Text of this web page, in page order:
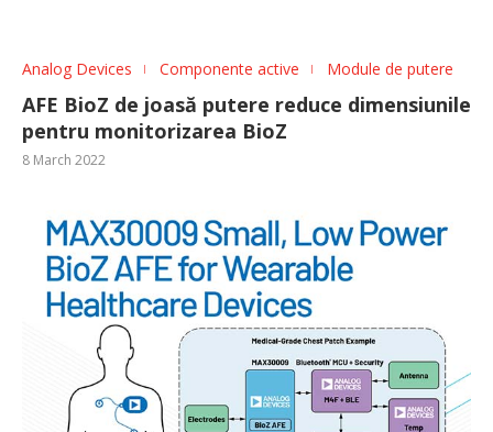
Analog Devices Componente active Module de putere
AFE BioZ de joasă putere reduce dimensiunile
pentru monitorizarea BioZ
8 March 2022